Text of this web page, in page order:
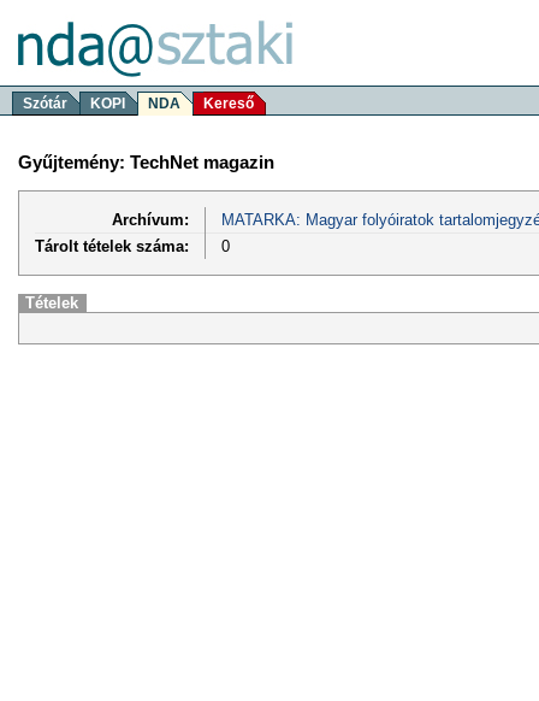
Szótár KOPI NDA Kereső
Gyűjtemény: TechNet magazin
Archívum:
MATARKA: Magyar folyóiratok
Tárolt tételek száma:
0
Tételek